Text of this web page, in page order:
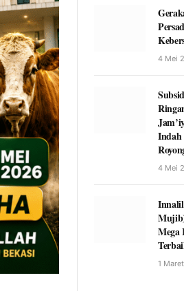
4 Mei
Indah
4 Mei
Mega
1